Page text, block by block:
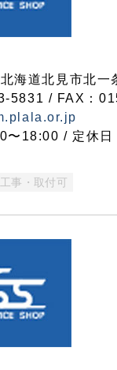
海道北見市北一
5831 / FAX：
〜18:00 / 定休日
工事・取付可